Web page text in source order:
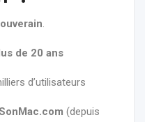
de 20 ans
d’utilisateurs
(depuis